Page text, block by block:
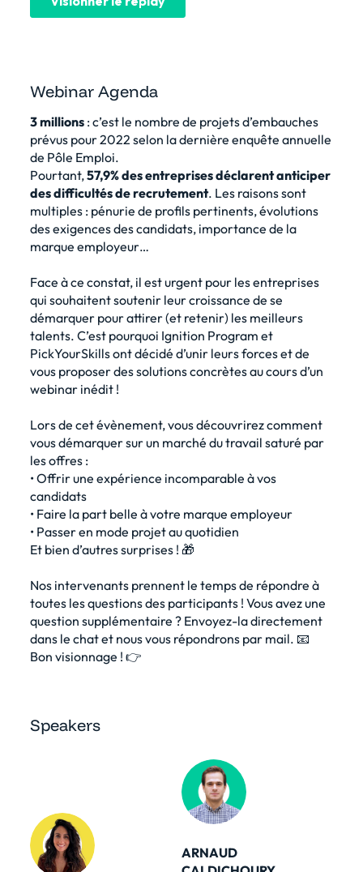
Webinar Agenda
3 millions: c’est le nombre de projets d’embauches
prévus pour 2022 selon la dernière enquête annuelle
de Pôle Emploi.
Pourtant,57,9% des entreprises déclarent anticiper
des difficultés de recrutement. Les raisons sont
multiples : pénurie de profils pertinents, évolutions
des exigences des candidats, importance de la
marque employeur…
Face à ce constat, il est urgent pour les entreprises
qui souhaitent soutenir leur croissance de se
démarquer pour attirer (et retenir) les meilleurs
talents. C’est pourquoi Ignition Program et
PickYourSkills ont décidé d’unir leurs forces et de
vous proposer des solutions concrètes au cours d’un
webinar inédit !
Lors de cet évènement, vous découvrirez comment
vous démarquer sur un marché du travail saturé par
les offres :
• Offrir une expérience incomparable à vos
candidats
• Faire la part belle à votre marque employeur
• Passer en mode projet au quotidien
Et bien d’autres surprises ! 🎁
Nos intervenants prennent le temps de répondre à
toutes les questions des participants ! Vous avez une
question supplémentaire ? Envoyez-la directement
dans le chat et nous vous répondrons par mail. 📧
Bon visionnage ! 👉
Speakers
ARNAUD